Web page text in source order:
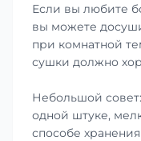
Если вы любите
вы можете
при комнатной
сушки должно
Небольшой
одной штуке,
способе